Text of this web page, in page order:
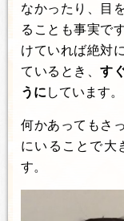
なかったり、目
ることも事実で
けていれば絶対
ているとき、す
うに しています。
何かあってもさ
にいることで大
す。